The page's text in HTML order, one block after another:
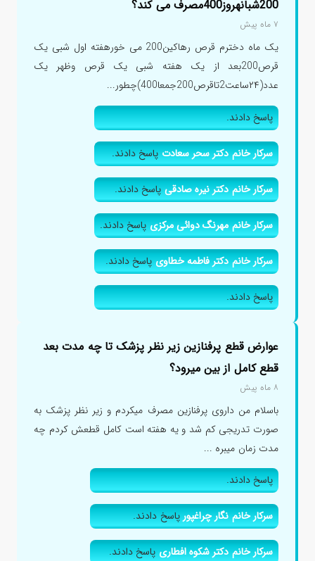
200شبانهروز400مصرف می کند؟
۷ ماه پیش
یک ماه دخترم قرص رهاکین200 می خورهفته اول شبی یک
قرص200بعد از یک هفته شبی یک قرص وظهر یک
عدد(۲۴ساعت2تاقرص200جمعا400)چطور...
پاسخ دادند.
سرکار خانم دکتر سحر سعادتپاسخ دادند.
سرکار خانم دکتر نیره صادقیپاسخ دادند.
سرکار خانم مهرنگ دوائی مرکزیپاسخ دادند.
سرکار خانم دکتر فاطمه خطاویپاسخ دادند.
پاسخ دادند.
عوارض قطع پرفنازین زیر نظر پزشک تا چه مدت بعد
قطع کامل از بین میرود؟
۸ ماه پیش
باسلام من داروی پرفنازین مصرف میکردم و زیر نظر پزشک به
صورت تدریجی کم شد و یه هفته است کامل قطعش کردم چه
مدت زمان میبره ...
پاسخ دادند.
سرکار خانم نگار چراغپورپاسخ دادند.
سرکار خانم دکتر شکوه افطاریپاسخ دادند.